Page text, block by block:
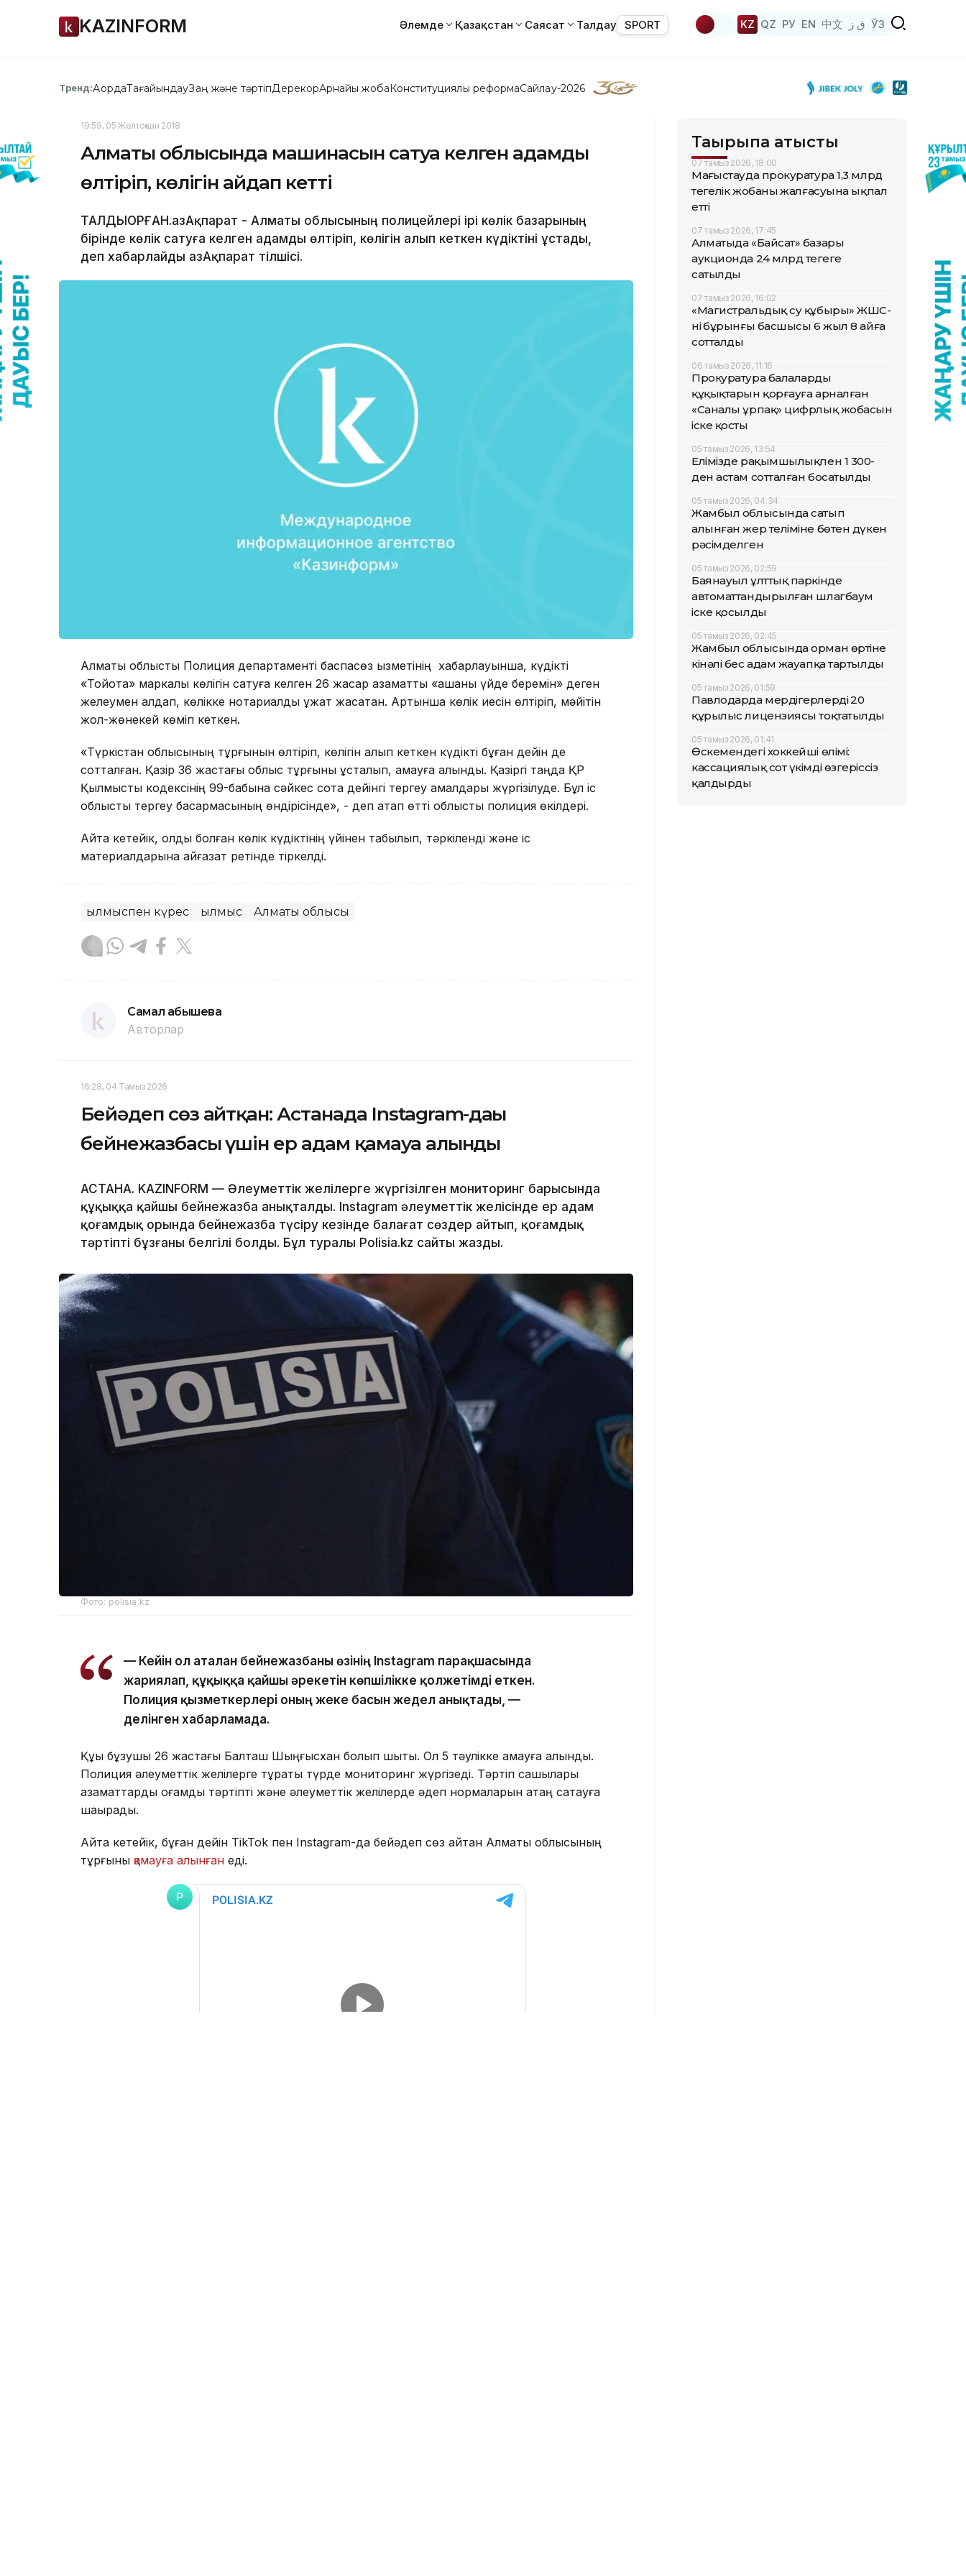
KAZINFORM Әлемде Қазақстан Саясат Талдау SPORT KZ QZ РУ EN 中文 ق ز ЎЗ
Тренд:АқордаТағайындауЗаң және тәртіпДерекқорАрнайы жобаКонституциялық реформаСайлау-2026
19:59, 05 Желтоқсан 2018
Алматы облысында машинасын сатуға келген адамды
өлтіріп, көлігін айдап кетті
ТАЛДЫҚОРҒАН.ҚазАқпарат - Алматы облысының полицейлері ірі көлік базарының
бірінде көлік сатуға келген адамды өлтіріп, көлігін алып кеткен күдіктіні ұстады,
деп хабарлайды ҚазАқпарат тілшісі.
Алматы облыстық Полиция департаменті баспасөз қызметінің хабарлауынша, күдікті
«Тойота» маркалы көлігін сатуға келген 26 жасар азаматты «ақшаны үйде беремін» деген
желеумен алдап, көлікке нотариалды құжат жасатқан. Артынша көлік иесін өлтіріп, мәйітін
жол-жөнекей көміп кеткен.
«Түркістан облысының тұрғынын өлтіріп, көлігін алып кеткен күдікті бұған дейін де
сотталған. Қазір 36 жастағы облыс тұрғыны ұсталып, қамауға алынды. Қазіргі таңда ҚР
Қылмыстық кодексінің 99-бабына сәйкес сотқа дейінгі тергеу амалдары жүргізілуде. Бұл іс
облыстық тергеу басқармасының өндірісінде», - деп атап өтті облыстық полиция өкілдері.
Айта кетейік, қолды болған көлік күдіктінің үйінен табылып, тәркіленді және іс
материалдарына айғақзат ретінде тіркелді.
Қылмыспен күрес Қылмыс Алматы облысы
Самал Қабышева
Авторлар
16:28, 04 Тамыз 2026
Бейәдеп сөз айтқан: Астанада Instagram-дағы
бейнежазбасы үшін ер адам қамауға алынды
АСТАНА. KAZINFORM — Әлеуметтік желілерге жүргізілген мониторинг барысында
құқыққа қайшы бейнежазба анықталды. Instagram әлеуметтік желісінде ер адам
қоғамдық орында бейнежазба түсіру кезінде балағат сөздер айтып, қоғамдық
тәртіпті бұзғаны белгілі болды. Бұл туралы Polisia.kz сайты жазды.
Фото: polisia.kz
— Кейін ол аталған бейнежазбаны өзінің Instagram парақшасында
жариялап, құқыққа қайшы әрекетін көпшілікке қолжетімді еткен.
Полиция қызметкерлері оның жеке басын жедел анықтады, —
делінген хабарламада.
Құқық бұзушы 26 жастағы Балташ Шыңғысхан болып шықты. Ол 5 тәулікке қамауға алынды.
Полиция әлеуметтік желілерге тұрақты түрде мониторинг жүргізеді. Тәртіп сақшылары
азаматтарды қоғамдық тәртіпті және әлеуметтік желілерде әдеп нормаларын қатаң сақтауға
шақырады.
Айта кетейік, бұған дейін TikTok пен Instagram-да бейәдеп сөз айтқан Алматы облысының
тұрғыны қамауға алынған еді.
Тақырыпқа қатысты
07 тамыз 2026, 18:00
Маңғыстауда прокуратура 1,3 млрд
теңгелік жобаның жалғасуына ықпал
етті
07 тамыз 2026, 17:45
Алматыда «Байсат» базары
аукционда 24 млрд теңгеге
сатылды
07 тамыз 2026, 16:02
«Магистральдық су құбыры» ЖШС-
нің бұрынғы басшысы 6 жыл 8 айға
сотталды
06 тамыз 2026, 11:16
Прокуратура балалардың
құқықтарын қорғауға арналған
«Саналы ұрпақ» цифрлық жобасын
іске қосты
05 тамыз 2026, 13:54
Елімізде рақымшылықпен 1 300-
ден астам сотталған босатылды
05 тамыз 2026, 04:34
Жамбыл облысында сатып
алынған жер теліміне бөтен дүкен
рәсімделген
05 тамыз 2026, 02:59
Баянауыл ұлттық паркінде
автоматтандырылған шлагбаум
іске қосылды
05 тамыз 2026, 02:45
Жамбыл облысында орман өртіне
кінәлі бес адам жауапқа тартылды
05 тамыз 2026, 01:59
Павлодарда мердігерлердің 20
құрылыс лицензиясы тоқтатылды
05 тамыз 2026, 01:41
Өскемендегі хоккейші өлімі:
кассациялық сот үкімді өзгеріссіз
қалдырды